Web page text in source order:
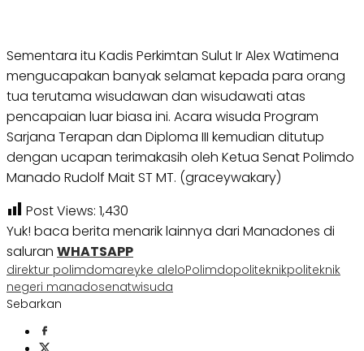
Sementara itu Kadis Perkimtan Sulut Ir Alex Watimena
mengucapakan banyak selamat kepada para orang
tua terutama wisudawan dan wisudawati atas
pencapaian luar biasa ini. Acara wisuda Program
Sarjana Terapan dan Diploma III kemudian ditutup
dengan ucapan terimakasih oleh Ketua Senat Polimdo
Manado Rudolf Mait ST MT. (graceywakary)
Post Views: 1,430
Yuk! baca berita menarik lainnya dari Manadones di
saluran WHATSAPP
direktur polimdomareyke aleloPolimdopoliteknikpoliteknik
negeri manadosenatwisuda
Sebarkan